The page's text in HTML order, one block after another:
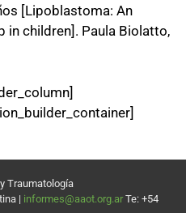
[Lipoblastoma: An
in children]. Paula Biolatto,
Traumatología
| informes@aaot.org.ar Te: +54